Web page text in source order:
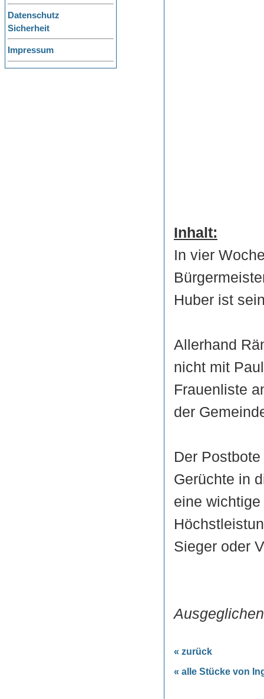
Datenschutz
Sicherheit
Impressum
Inhalt:
In vier
Huber ist
Allerhand
nicht mit
Frauenliste
der
Der
Gerüchte in
eine
Sieger oder
« zurück
« alle Stücke von